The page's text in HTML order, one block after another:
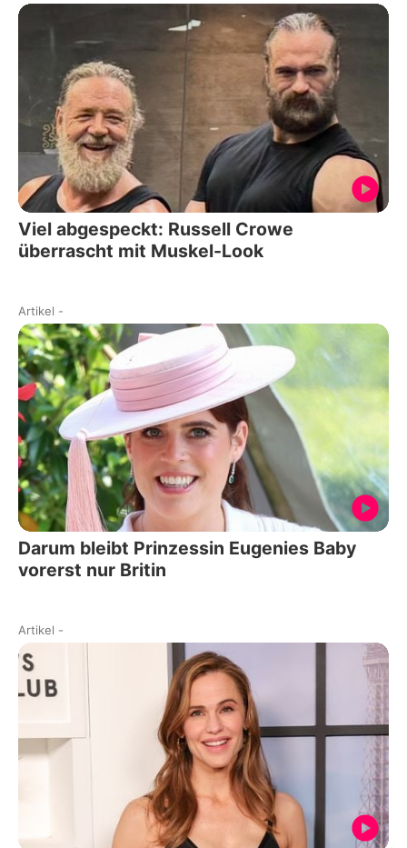
Viel abgespeckt: Russell Crowe
überrascht mit Muskel-Look
Artikel -
Darum bleibt Prinzessin Eugenies Baby
vorerst nur Britin
Artikel -